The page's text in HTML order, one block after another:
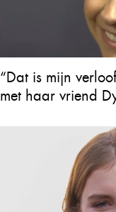
“Dat is mijn
met haar vriend